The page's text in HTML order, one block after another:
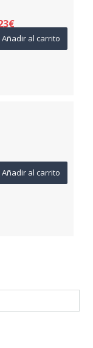
€
Añadir al carrito
Añadir al carrito